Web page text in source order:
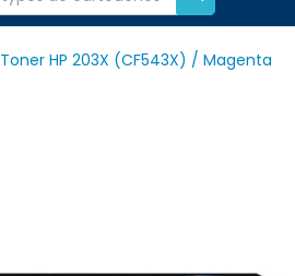
Toner HP 203X (CF543X) / Magenta